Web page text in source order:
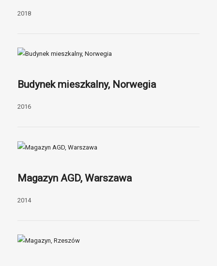
2018
Budynek mieszkalny, Norwegia
2016
Magazyn AGD, Warszawa
2014